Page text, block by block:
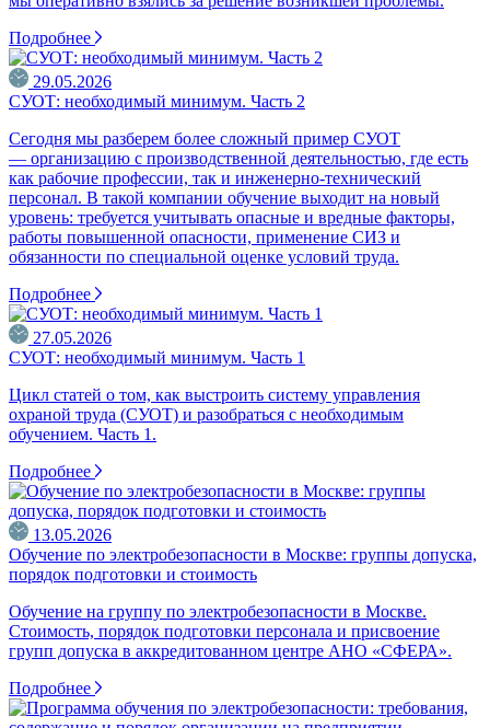
Подробнее
29.05.2026
СУОТ: необходимый минимум. Часть 2
Сегодня мы разберем более сложный пример СУОТ
— организацию с производственной деятельностью, где есть
как рабочие профессии, так и инженерно-технический
персонал. В такой компании обучение выходит на новый
уровень: требуется учитывать опасные и вредные факторы,
работы повышенной опасности, применение СИЗ и
обязанности по специальной оценке условий труда.
Подробнее
27.05.2026
СУОТ: необходимый минимум. Часть 1
Цикл статей о том, как выстроить систему управления
охраной труда (СУОТ) и разобраться с необходимым
обучением. Часть 1.
Подробнее
13.05.2026
Обучение по электробезопасности в Москве: группы допуска,
порядок подготовки и стоимость
Обучение на группу по электробезопасности в Москве.
Стоимость, порядок подготовки персонала и присвоение
групп допуска в аккредитованном центре АНО «СФЕРА».
Подробнее